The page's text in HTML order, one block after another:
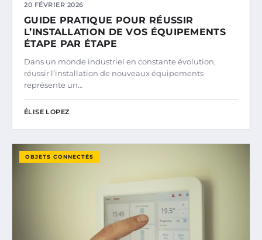
20 FÉVRIER 2026
GUIDE PRATIQUE POUR RÉUSSIR
L’INSTALLATION DE VOS ÉQUIPEMENTS
ÉTAPE PAR ÉTAPE
Dans un monde industriel en constante évolution,
réussir l’installation de nouveaux équipements
représente un…
ÉLISE LOPEZ
OBJETS CONNECTÉS